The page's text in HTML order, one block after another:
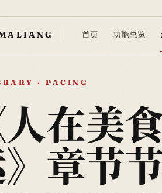
首页 功能总览
· PACING
人在美
章节